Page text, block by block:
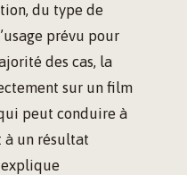
du type de
prévu pour
des cas, la
sur un film
peut conduire à
à un résultat